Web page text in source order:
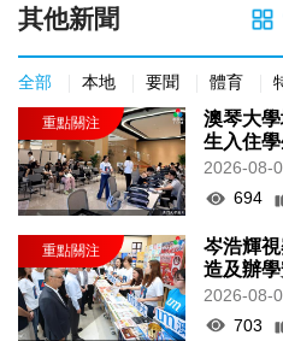
其他新聞
全部 本地 要聞 體育
澳琴大
生入住
2026-08-
694
岑浩輝
造及辦
2026-08-
703